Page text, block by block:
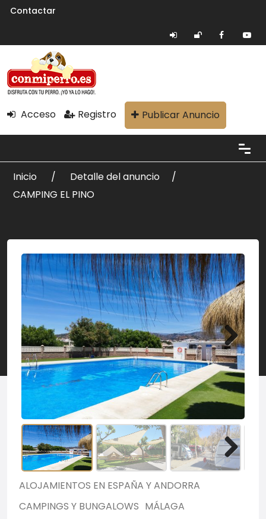
Contactar
Acceso Registro Publicar Anuncio
Inicio
Detalle del anuncio
CAMPING EL PINO
ALOJAMIENTOS EN ESPAÑA Y ANDORRA
CAMPINGS Y BUNGALOWS MÁLAGA